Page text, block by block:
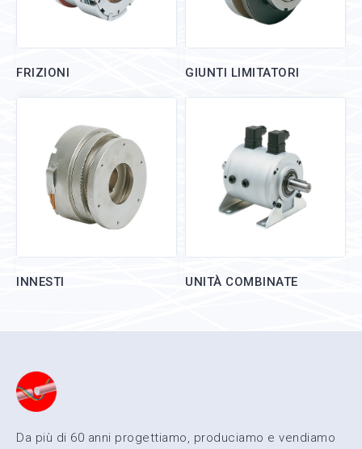
FRIZIONI GIUNTI LIMITATORI
INNESTI UNITÀ COMBINATE
Da più di 60 anni progettiamo, produciamo e vendiamo